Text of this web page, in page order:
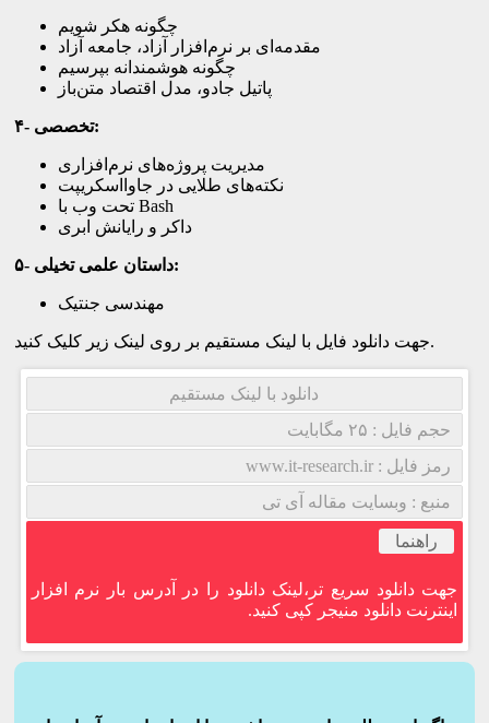
چگونه هکر شویم
مقدمه‌ای بر نرم‌افزار آزاد، جامعه آزاد
چگونه هوشمندانه بپرسیم
پاتیل جادو، مدل اقتصاد متن‌باز
۴- تخصصی:
مدیریت پروژه‌های نرم‌افزاری
نکته‌های طلایی در جاوااسکریپت
تحت وب با Bash
داکر و رایانش ابری
۵- داستان علمی تخیلی:
مهندسی جنتیک
جهت دانلود فایل با لینک مستقیم بر روی لینک زیر کلیک کنید.
دانلود با لینک مستقیم
حجم فایل : ۲۵ مگابایت
رمز فایل : www.it-research.ir
منبع : وبسایت مقاله آی تی
راهنما
جهت دانلود سریع تر،لینک دانلود را در آدرس بار نرم افزار
اینترنت دانلود منیجر کپی کنید.